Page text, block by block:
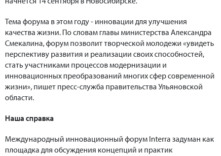
Тема форума в этом году - инновации для улучшения
качества жизни. По словам главы министерства Александра
Смекалина, форум позволит творческой молодежи «увидеть
перспективу развития и реализации своих способностей,
стать участниками процессов модернизации и
инновационных преобразований многих сфер современной
жизни», пишет пресс-служба правительства Ульяновской
области.
Наша справка
Международный инновационный форум Interra задуман как
площадка для обсуждения концепций и практик